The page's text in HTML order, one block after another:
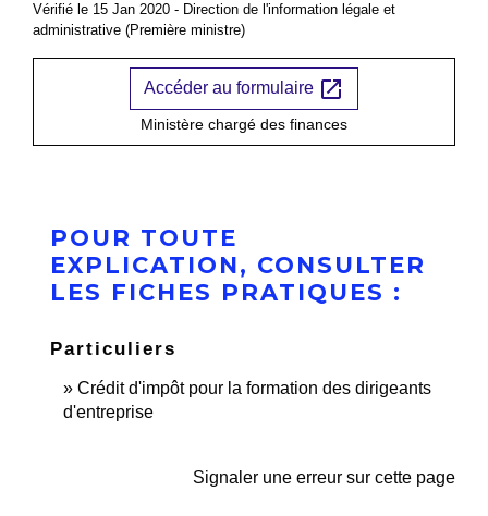
Vérifié le 15 Jan 2020 - Direction de l'information légale et
administrative (Première ministre)
Accéder au formulaire open_in_new
Ministère chargé des finances
POUR TOUTE
EXPLICATION, CONSULTER
LES FICHES PRATIQUES :
Particuliers
Crédit d'impôt pour la formation des dirigeants
d'entreprise
Signaler une erreur sur cette page